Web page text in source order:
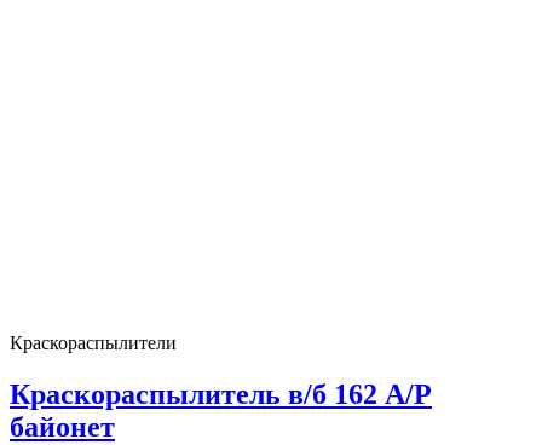
Краскораспылители
Краскораспылитель в/б 162 А/Р
байонет